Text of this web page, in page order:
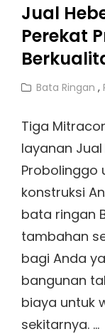
Jual
Perekat
Cat
Bata Ringan ,
Tiga
layanan Jual
Probolinggo
konstruksi
bata ringan
tambahan
bagi Anda
bangunan
biaya untuk
sekitarnya. …